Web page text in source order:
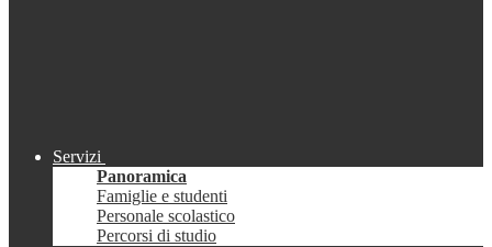
Servizi
Panoramica
Famiglie e studenti
Personale scolastico
Percorsi di studio